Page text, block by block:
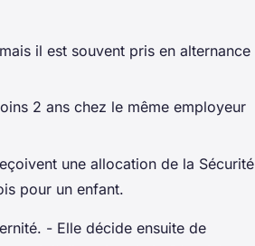
il est souvent pris en alternance
2 ans chez le même employeur
une allocation de la Sécurité
pour un enfant.
- Elle décide ensuite de